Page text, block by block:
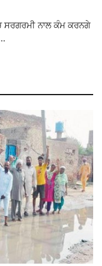
ਸਰਗਰਮੀ ਨਾਲ ਕੰਮ ਕਰਨਗੇ